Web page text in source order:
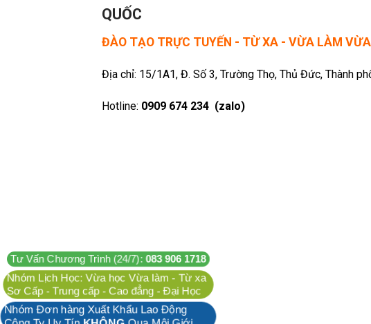
QUỐC
ĐÀO TẠO TRỰC TUYẾN - TỪ XA - VỪA LÀM
Địa chỉ: 15/1A1, Đ. Số 3, Trường Thọ, Thủ Đức, Thành
Hotline: 0909 674 234 (zalo)
Tư Vấn Chương Trình (24/7): 083 906 1718
Nhóm Lịch Học: Vừa học Vừa làm - Từ xa
Sơ Cấp - Trung cấp - Cao đẳng - Đại Học
Đơn hàng Xuất Khẩu Lao Động